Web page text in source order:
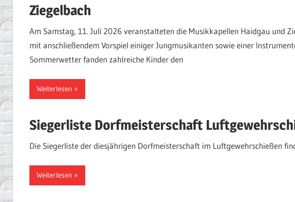
Ziegelbach
Am Samstag, 11. Juli 2026 veranstalteten die Musikkapellen Haidgau und
mit anschließendem Vorspiel einiger Jungmusikanten sowie einer
Sommerwetter fanden zahlreiche Kinder den
Weiterlesen
Siegerliste Dorfmeisterschaft
Die Siegerliste der diesjährigen Dorfmeisterschaft im Luftgewehrschießen
Weiterlesen